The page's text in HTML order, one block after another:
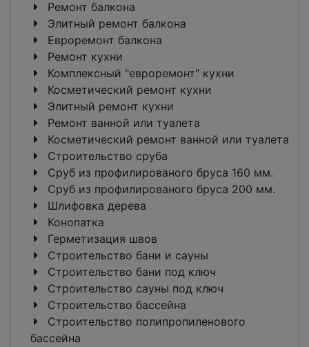
Ремонт балкона
Элитный ремонт балкона
Евроремонт балкона
Ремонт кухни
Комплексный "евроремонт" кухни
Косметический ремонт кухни
Элитный ремонт кухни
Ремонт ванной или туалета
Косметический ремонт ванной или туалета
Строительство сруба
Сруб из профилированого бруса 160 мм.
Сруб из профилированого бруса 200 мм.
Шлифовка дерева
Конопатка
Герметизация швов
Строительство бани и сауны
Строительство бани под ключ
Строительство сауны под ключ
Строительство бассейна
Строительство полипропиленового
бассейна